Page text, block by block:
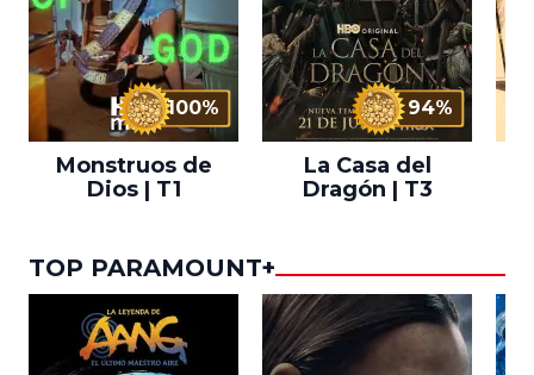
100%
Monstruos de
Dios | T1
94%
La Casa del
Dragón | T3
TOP PARAMOUNT+